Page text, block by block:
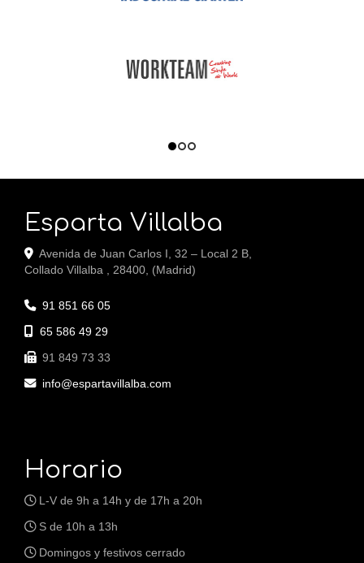
Esparta Villalba
Avenida de Juan Carlos I, 32 – Local 2 B,
Collado Villalba
28400 (Madrid)
91 851 66 05
65 586 49 29
91 849 73 33
info
espartavillalba.com
Horario
L-V de 9h a 14h y de 17h a 20h
S de 10h a 13h
Domingos y festivos cerrado